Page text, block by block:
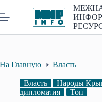
к
сути
На Главную Власть
Власть Народы
дипломатия
Топ